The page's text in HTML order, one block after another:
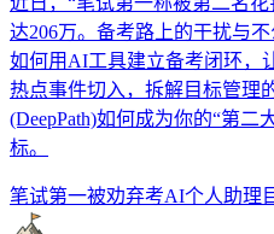
达206万。备考路上的干扰与
如何用AI工具建立备考闭环，
热点事件切入，拆解目标管理
(DeepPath)如何成为你的“第二
标。
笔试第一被劝弃考AI个人助理